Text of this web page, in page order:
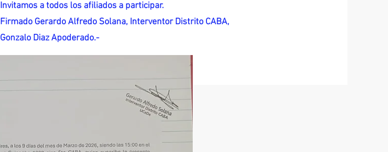
Invitamos a todos los afiliados a participar.
Firmado Gerardo Alfredo Solana, Interventor Distrito CABA,
Gonzalo Diaz Apoderado.-